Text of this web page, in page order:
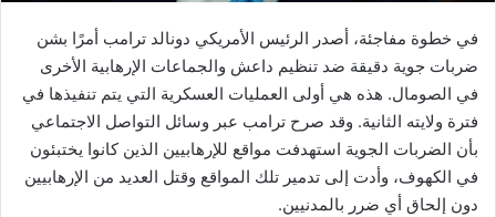
في خطوة مفاجئة، أصدر الرئيس الأمريكي دونالد ترامب أمرًا بشن
ضربات جوية دقيقة ضد تنظيم داعش والجماعات الإرهابية الأخرى
في الصومال. هذه هي أولى العمليات العسكرية التي يتم تنفيذها في
فترة ولايته الثانية. وقد صرح ترامب عبر وسائل التواصل الاجتماعي
بأن الضربات الجوية استهدفت مواقع للإرهابيين الذين كانوا يختبئون
في الكهوف، وأدت إلى تدمير تلك المواقع وقتل العديد من الإرهابيين
دون إلحاق أي ضرر بالمدنيين.